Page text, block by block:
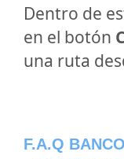
Dentro de
en el botón
una ruta
F.A.Q